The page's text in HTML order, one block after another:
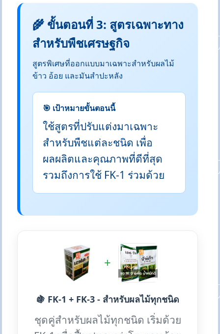
🌾 ขั้นตอนที่ 3: สูตรเฉพาะทาง
สำหรับพืชเศรษฐกิจ
สูตรพิเศษที่ออกแบบมาเฉพาะสำหรับผลไม้
ข้าว อ้อย และมันสำปะหลัง
🎯 เป้าหมายขั้นตอนนี้
ใช้สูตรที่ปรับแต่งมาเฉพาะ
สำหรับพืชแต่ละชนิด เพื่อ
ผลผลิตและคุณภาพที่ดีที่สุด
รวมถึงการใช้ FK-1 ร่วมด้วย
+
🍇 FK-1 + FK-3 - สำหรับผลไม้ทุกชนิด
ชุดคู่สำหรับผลไม้ทุกชนิด เริ่มด้วย